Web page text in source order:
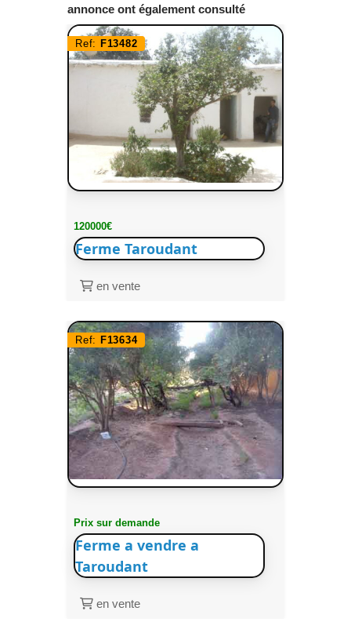
annonce ont également consulté
Ref: F13482
120000€
Ferme Taroudant
en vente
Ref: F13634
Prix sur demande
Ferme a vendre a
Taroudant
en vente